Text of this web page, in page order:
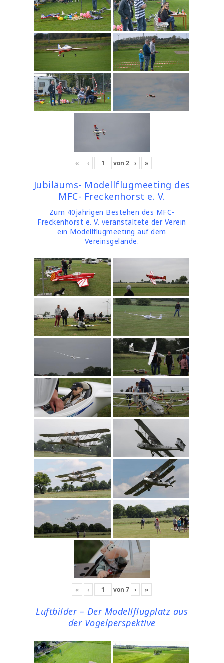
« ‹ von 2 › »
Jubiläums- Modellflugmeeting des
MFC- Freckenhorst e. V.
Zum 40jährigen Bestehen des MFC-
Freckenhorst e. V. veranstaltete der Verein
ein Modellflugmeeting auf dem
Vereinsgelände.
« ‹ von 7 › »
Luftbilder – Der Modellflugplatz aus
der Vogelperspektive